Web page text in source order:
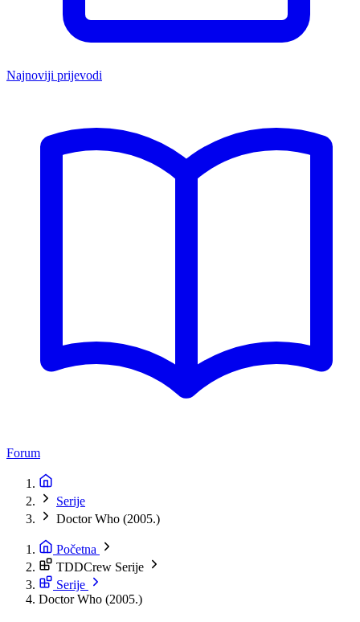
Najnoviji prijevodi
Forum
Serije
Doctor Who (2005.)
Početna
TDDCrew Serije
Serije
Doctor Who (2005.)